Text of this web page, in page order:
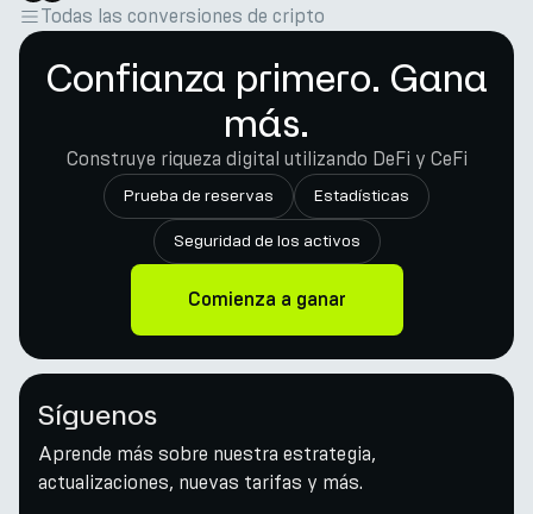
Todas las conversiones de cripto
Confianza primero. Gana
más.
Construye riqueza digital utilizando DeFi y CeFi
Prueba de reservas Estadísticas
Seguridad de los activos
Comienza a ganar
Síguenos
Aprende más sobre nuestra estrategia,
actualizaciones, nuevas tarifas y más.